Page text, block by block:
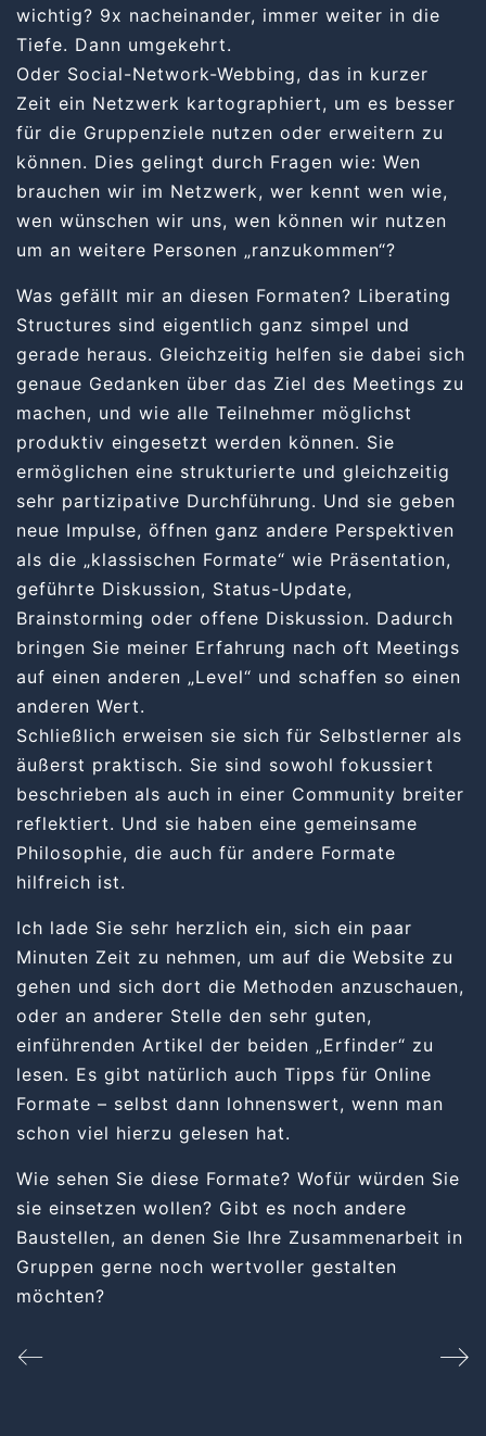
wichtig? 9x nacheinander, immer weiter in die
Tiefe. Dann umgekehrt.
Oder Social-Network-Webbing, das in kurzer
Zeit ein Netzwerk kartographiert, um es besser
für die Gruppenziele nutzen oder erweitern zu
können. Dies gelingt durch Fragen wie: Wen
brauchen wir im Netzwerk, wer kennt wen wie,
wen wünschen wir uns, wen können wir nutzen
um an weitere Personen „ranzukommen“?
Was gefällt mir an diesen Formaten? Liberating
Structures sind eigentlich ganz simpel und
gerade heraus. Gleichzeitig helfen sie dabei sich
genaue Gedanken über das Ziel des Meetings zu
machen, und wie alle Teilnehmer möglichst
produktiv eingesetzt werden können. Sie
ermöglichen eine strukturierte und gleichzeitig
sehr partizipative Durchführung. Und sie geben
neue Impulse, öffnen ganz andere Perspektiven
als die „klassischen Formate“ wie Präsentation,
geführte Diskussion, Status-Update,
Brainstorming oder offene Diskussion. Dadurch
bringen Sie meiner Erfahrung nach oft Meetings
auf einen anderen „Level“ und schaffen so einen
anderen Wert.
Schließlich erweisen sie sich für Selbstlerner als
äußerst praktisch. Sie sind sowohl fokussiert
beschrieben als auch in einer Community breiter
reflektiert. Und sie haben eine gemeinsame
Philosophie, die auch für andere Formate
hilfreich ist.
Ich lade Sie sehr herzlich ein, sich ein paar
Minuten Zeit zu nehmen, um auf die Website zu
gehen und sich dort die Methoden anzuschauen,
oder an anderer Stelle den sehr guten,
einführenden Artikel der beiden „Erfinder“ zu
lesen. Es gibt natürlich auch Tipps für Online
Formate – selbst dann lohnenswert, wenn man
schon viel hierzu gelesen hat.
Wie sehen Sie diese Formate? Wofür würden Sie
sie einsetzen wollen? Gibt es noch andere
Baustellen, an denen Sie Ihre Zusammenarbeit in
Gruppen gerne noch wertvoller gestalten
möchten?